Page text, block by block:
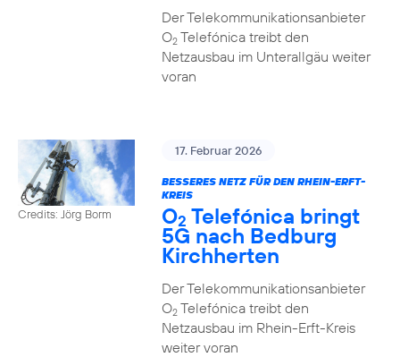
Der Telekommunikationsanbieter
O2Telefónica treibt den
Netzausbau im Unterallgäu weiter
voran
Credits: Jörg Borm
17. Februar 2026
BESSERES NETZ FÜR DEN RHEIN-ERFT-
KREIS
O2 Telefónica bringt
5G nach Bedburg
Kirchherten
Der Telekommunikationsanbieter
O2Telefónica treibt den
Netzausbau im Rhein-Erft-Kreis
weiter voran